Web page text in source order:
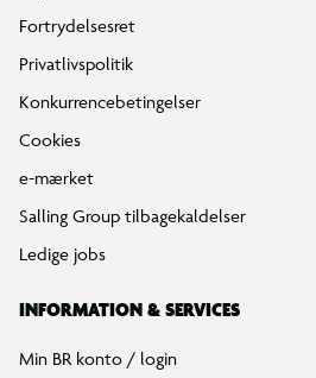
Fortrydelsesret
Privatlivspolitik
Konkurrencebetingelser
Cookies
e-mærket
Salling Group tilbagekaldelser
Ledige jobs
INFORMATION & SERVICES
Min BR konto / login